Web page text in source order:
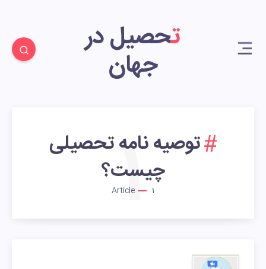
تحصیل در
جهان
توصیه نامه تحصیلی
چیست؟
1
1